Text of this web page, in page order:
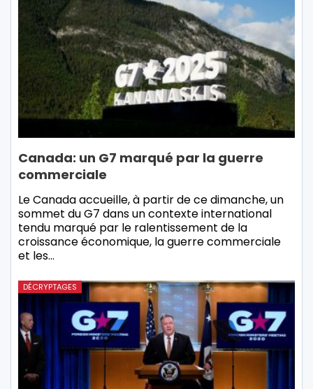
Canada: un G7 marqué par la guerre
commerciale
Le Canada accueille, à partir de ce dimanche, un
sommet du G7 dans un contexte international
tendu marqué par le ralentissement de la
croissance économique, la guerre commerciale
et les…
DÉCRYPTAGES